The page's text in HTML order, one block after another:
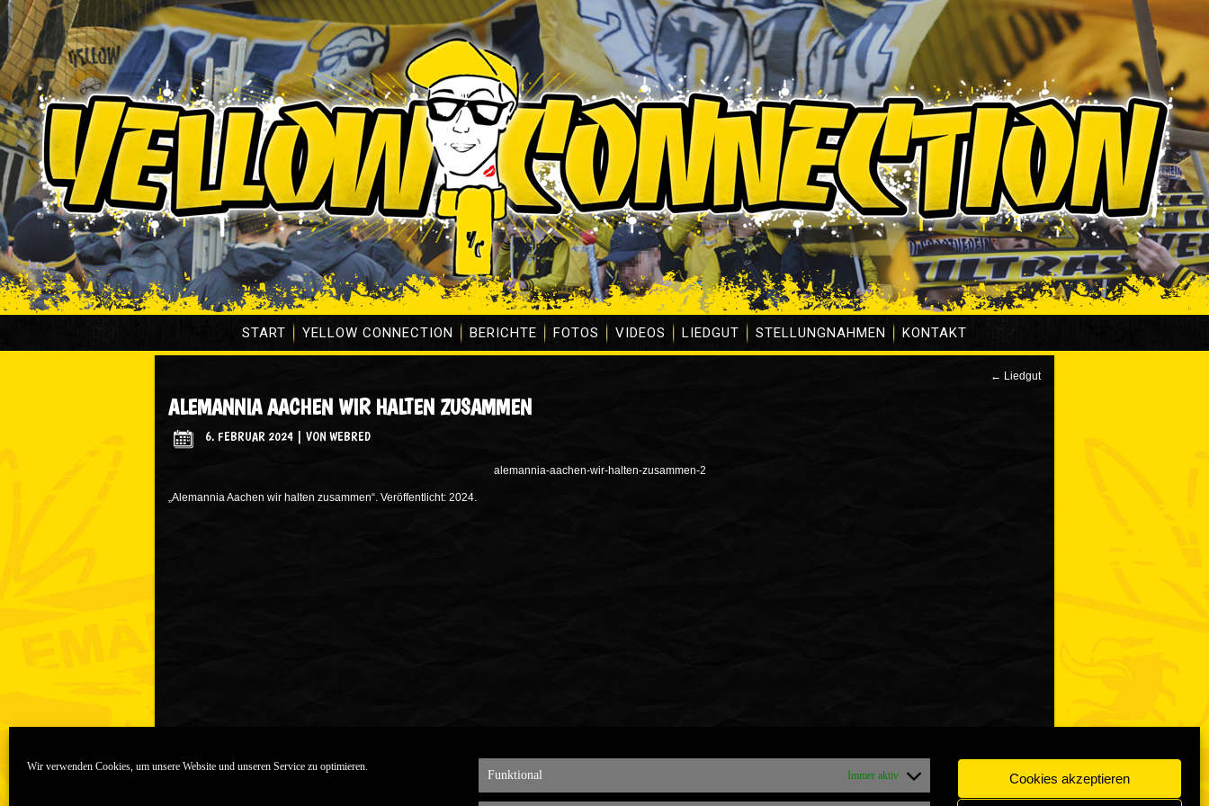
Wir verwenden Cookies, um unsere Website und unseren Service zu optimieren.
Funktional Immer aktiv Cookies akzeptieren
START YELLOW CONNECTION BERICHTE FOTOS VIDEOS LIEDGUT STELLUNGNAHMEN KONTAKT
← Liedgut
ALEMANNIA AACHEN WIR HALTEN ZUSAMMEN
6. FEBRUAR 2024 VON WEBRED
alemannia-aachen-wir-halten-zusammen-2
„Alemannia Aachen wir halten zusammen“. Veröffentlicht: 2024.